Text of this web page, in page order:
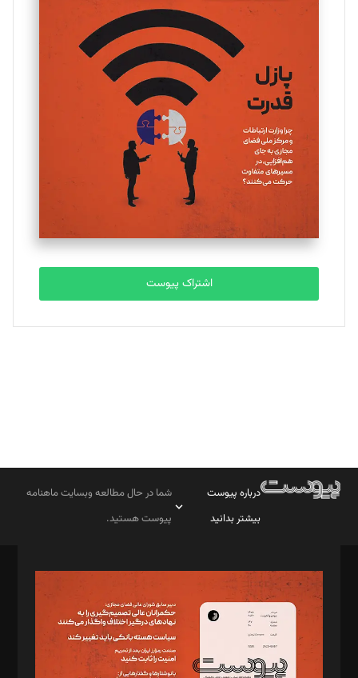
یسنا امان‌پور
تحریریه
ملینا جعفری
تحریریه
مصطفی مسجدی آرانی
تحریریه
بابک نقاش
تحریریه
اشتراک پیوست
درباره پیوست
بیشتر بدانید
شما در حال مطالعه وبسایت ماهنامه
پیوست هستید.
مدیر مسئول: محمدباقر اثنی‌عشری
سردبیر: مهرک محمودی
دبیر تحریریه: میثم قاسمی
د‌بیر ناداستان: سمانه سمیع
د‌بیر خدمت و تجارت: ابوالفضل رجبی